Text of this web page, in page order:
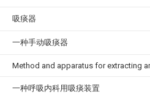
吸痰器
一种手动吸痰器
Method and apparatus for extracting
一种呼吸内科用吸痰装置